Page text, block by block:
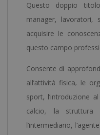
Diploma
Autenticato
Questo doppio
manager, lavoratori,
acquisire le
questo campo
Consente di
all’attività fisica, le
sport, l’introduzione
calcio, la struttura
l’intermediario,